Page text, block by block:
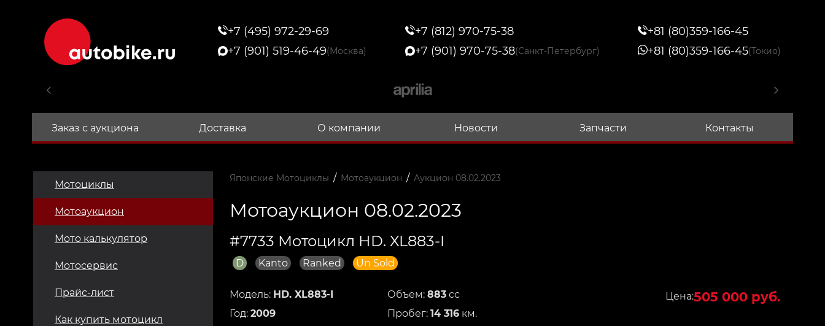
+7 (495) 972-29-69
+7 (901) 519-46-49(Москва)
+7 (812) 970-75-38
+7 (901) 970-75-38(Санкт-Петербург)
+81 (80)359-166-45
+81 (80)359-166-45(Токио)
Заказ с аукциона Доставка О компании Новости Запчасти Контакты
Мотоциклы
Мотоаукцион
Мото калькулятор
Мотосервис
Прайс-лист
Как купить мотоцикл
Японские Мотоциклы / Мотоаукцион / Аукцион 08.02.2023
Мотоаукцион 08.02.2023
#7733 Мотоцикл HD. XL883-I
D Kanto Ranked Un Sold
Модель: HD. XL883-I
Год: 2009
Объем: 883 сс
Пробег: 14 316 км.
Цена:505 000 руб.